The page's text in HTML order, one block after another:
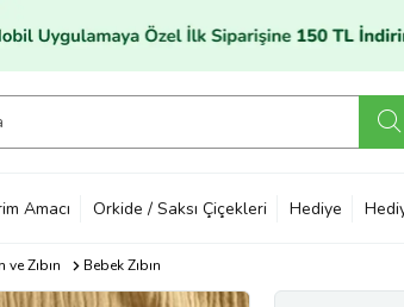
Amacı Orkide / Saksı Çiçekleri Hediye
Zıbın Bebek Zıbın